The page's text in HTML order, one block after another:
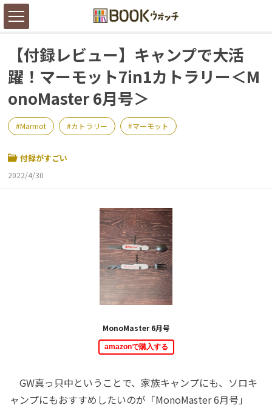
【付録レビュー】キャンプで大活
躍！マーモット7in1カトラリー＜M
onoMaster 6月号＞
Marmot カトラリー マーモット
付録がすごい
2022/4/30
MonoMaster 6月号
amazonで購入する
GW真っ只中ということで、家族キャンプにも、ソロキ
ャンプにもおすすめしたいのが「MonoMaster 6月号」